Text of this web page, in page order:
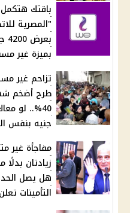
بميزة غير
تزاحم غير
طرح أضخم
جنيه بنفس
مفاجأة غير
زيادتان
التأمينات